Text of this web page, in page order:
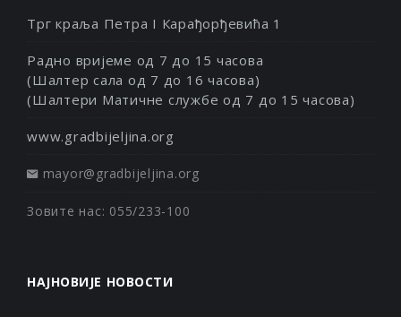
Трг краља Петра I Карађорђевића 1
Радно вријеме од 7 до 15 часова
(Шалтер сала од 7 до 16 часова)
(Шалтери Матичне службе од 7 до 15 часова)
www.gradbijeljina.org
mayor@gradbijeljina.org
Зовите нас: 055/233-100
НАЈНОВИЈЕ НОВОСТИ